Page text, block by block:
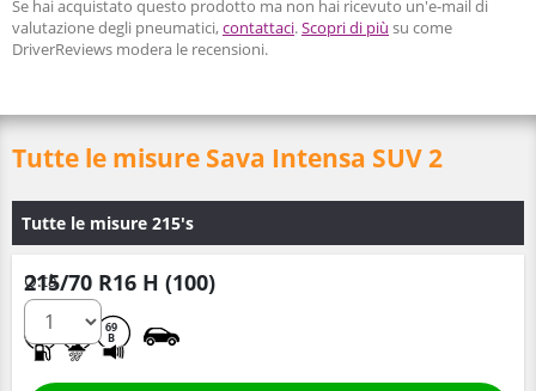
Se hai acquistato questo prodotto ma non hai ricevuto un'e-mail di
valutazione degli pneumatici,contattaci.Scopri di più su come
DriverReviews modera le recensioni.
Tutte le misure Sava Intensa SUV 2
Tutte le misure 215's
215/70 R16 H (100)
69
B
Q.tà